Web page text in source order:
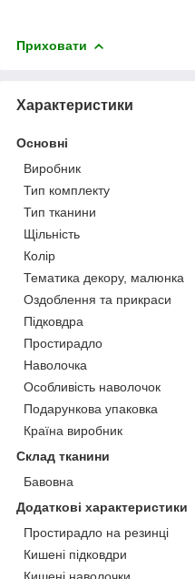
Приховати
Характеристики
Основні
Виробник
Тип комплекту
Тип тканини
Щільність
Колір
Тематика декору, малюнка
Оздоблення та прикраси
Підковдра
Простирадло
Наволочка
Особливість наволочок
Подарункова упаковка
Країна виробник
Склад тканини
Бавовна
Додаткові характеристики
Простирадло на резинці
Кишені підковдри
Кишені наволочки